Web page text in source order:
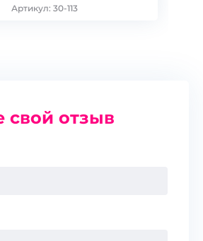
98 104
Артикул: 30-113
свой отзыв